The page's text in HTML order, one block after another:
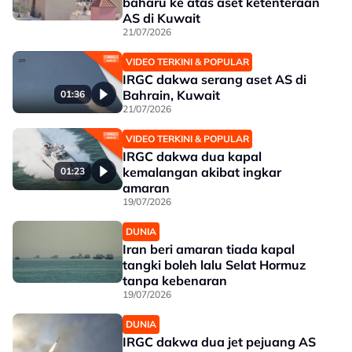
AS di Kuwait
21/07/2026
01:36
VIDEO TERKINI & POPULAR
IRGC dakwa serang aset AS di
Bahrain, Kuwait
21/07/2026
01:23
VIDEO TERKINI & POPULAR
IRGC dakwa dua kapal
kemalangan akibat ingkar
amaran
19/07/2026
DUNIA
Iran beri amaran tiada kapal
tangki boleh lalu Selat Hormuz
tanpa kebenaran
19/07/2026
DUNIA
IRGC dakwa dua jet pejuang AS